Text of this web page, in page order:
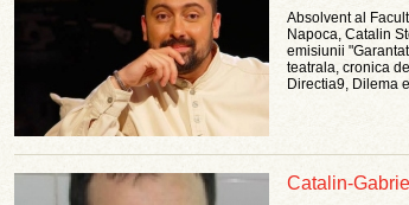
Absolvent al
Napoca, Catalin
emisiunii
teatrala, cronica
Directia9, Dilema
Catalin-